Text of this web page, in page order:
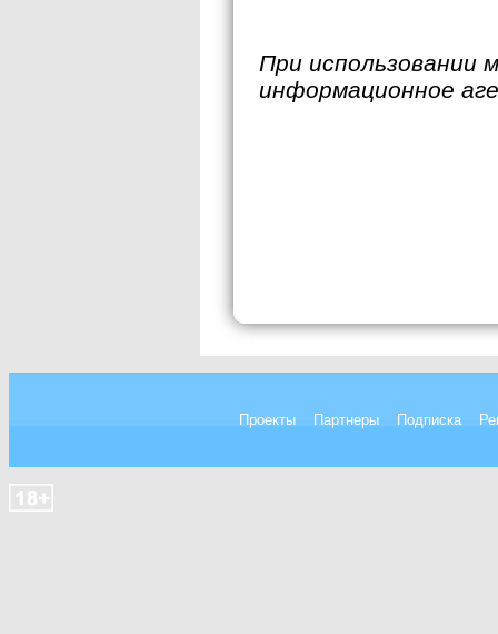
При использовании
информационное
Проекты Партнеры Подписка